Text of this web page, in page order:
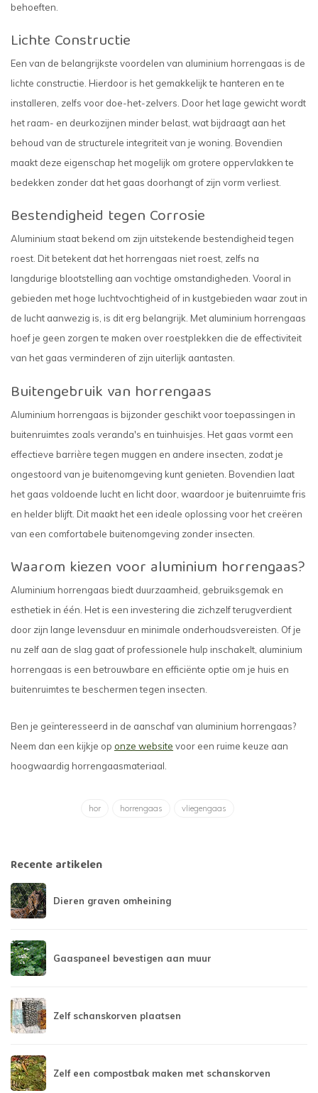
behoeften.
Lichte Constructie
Een van de belangrijkste voordelen van aluminium horrengaas is de
lichte constructie. Hierdoor is het gemakkelijk te hanteren en te
installeren, zelfs voor doe-het-zelvers. Door het lage gewicht wordt
het raam- en deurkozijnen minder belast, wat bijdraagt aan het
behoud van de structurele integriteit van je woning. Bovendien
maakt deze eigenschap het mogelijk om grotere oppervlakken te
bedekken zonder dat het gaas doorhangt of zijn vorm verliest.
Bestendigheid tegen Corrosie
Aluminium staat bekend om zijn uitstekende bestendigheid tegen
roest. Dit betekent dat het horrengaas niet roest, zelfs na
langdurige blootstelling aan vochtige omstandigheden. Vooral in
gebieden met hoge luchtvochtigheid of in kustgebieden waar zout in
de lucht aanwezig is, is dit erg belangrijk. Met aluminium horrengaas
hoef je geen zorgen te maken over roestplekken die de effectiviteit
van het gaas verminderen of zijn uiterlijk aantasten.
Buitengebruik van horrengaas
Aluminium horrengaas is bijzonder geschikt voor toepassingen in
buitenruimtes zoals veranda's en tuinhuisjes. Het gaas vormt een
effectieve barrière tegen muggen en andere insecten, zodat je
ongestoord van je buitenomgeving kunt genieten. Bovendien laat
het gaas voldoende lucht en licht door, waardoor je buitenruimte fris
en helder blijft. Dit maakt het een ideale oplossing voor het creëren
van een comfortabele buitenomgeving zonder insecten.
Waarom kiezen voor aluminium horrengaas?
Aluminium horrengaas biedt duurzaamheid, gebruiksgemak en
esthetiek in één. Het is een investering die zichzelf terugverdient
door zijn lange levensduur en minimale onderhoudsvereisten. Of je
nu zelf aan de slag gaat of professionele hulp inschakelt, aluminium
horrengaas is een betrouwbare en efficiënte optie om je huis en
buitenruimtes te beschermen tegen insecten.
Ben je geïnteresseerd in de aanschaf van aluminium horrengaas?
Neem dan een kijkje op onze website voor een ruime keuze aan
hoogwaardig horrengaasmateriaal.
hor horrengaas vliegengaas
Recente artikelen
Dieren graven omheining
Gaaspaneel bevestigen aan muur
Zelf schanskorven plaatsen
Zelf een compostbak maken met schanskorven